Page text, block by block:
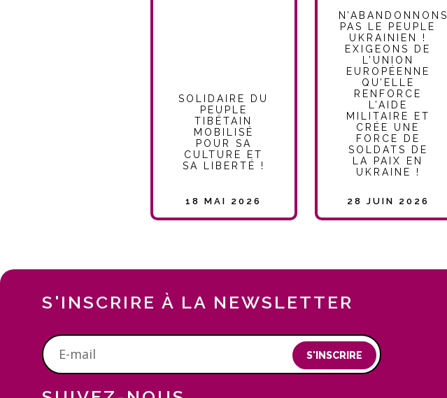
SOLIDAIRE DU
PEUPLE
TIBÉTAIN
MOBILISÉ
POUR SA
CULTURE ET
SA LIBERTÉ !
18 MAI 2026
N’ABANDONNONS
PAS LE PEUPLE
UKRAINIEN !
EXIGEONS DE
L’UNION
EUROPÉENNE
QU’ELLE
RENFORCE
L’AIDE
MILITAIRE ET
CRÉE UNE
FORCE DE
SOLDATS DE
LA PAIX EN
UKRAINE !
28 JUIN 2026
S'INSCRIRE À LA NEWSLETTER
S'INSCRIRE